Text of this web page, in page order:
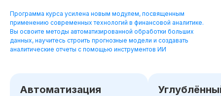
Программа курса усилена новым модулем, посвященным
применению современных технологий в финансовой аналитике.
Вы освоите методы автоматизированной обработки больших
данных, научитесь строить прогнозные модели и создавать
аналитические отчеты с помощью инструментов ИИ
Автоматизация